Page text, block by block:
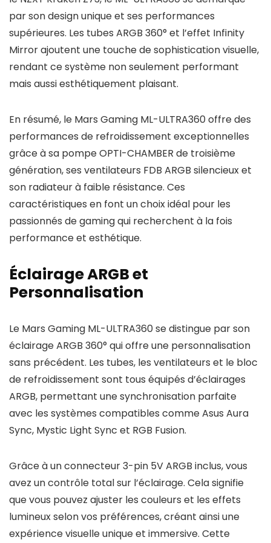
par son design unique et ses performances
supérieures. Les tubes ARGB 360° et l’effet Infinity
Mirror ajoutent une touche de sophistication visuelle,
rendant ce système non seulement performant
mais aussi esthétiquement plaisant.
En résumé, le Mars Gaming ML-ULTRA360 offre des
performances de refroidissement exceptionnelles
grâce à sa pompe OPTI-CHAMBER de troisième
génération, ses ventilateurs FDB ARGB silencieux et
son radiateur à faible résistance. Ces
caractéristiques en font un choix idéal pour les
passionnés de gaming qui recherchent à la fois
performance et esthétique.
Éclairage ARGB et
Personnalisation
Le Mars Gaming ML-ULTRA360 se distingue par son
éclairage ARGB 360° qui offre une personnalisation
sans précédent. Les tubes, les ventilateurs et le bloc
de refroidissement sont tous équipés d’éclairages
ARGB, permettant une synchronisation parfaite
avec les systèmes compatibles comme Asus Aura
Sync, Mystic Light Sync et RGB Fusion.
Grâce à un connecteur 3-pin 5V ARGB inclus, vous
avez un contrôle total sur l’éclairage. Cela signifie
que vous pouvez ajuster les couleurs et les effets
lumineux selon vos préférences, créant ainsi une
expérience visuelle unique et immersive. Cette